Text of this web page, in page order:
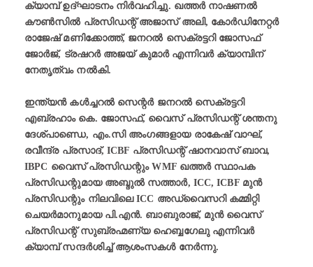
ക്യാമ്പ് ഉദ്ഘാടനം നിർവഹിച്ചു. ഖത്തർ നാഷണൽ
കൗൺസിൽ പ്രസിഡന്റ് അജാസ് അലി, കോർഡിനേറ്റർ
രാജേഷ് മണിക്കോത്ത്, ജനറൽ സെക്രട്ടറി ജോസഫ്
ജോർജ്, ട്രഷറർ അജയ് കുമാർ എന്നിവർ ക്യാമ്പിന്
നേതൃത്വം നൽകി.
ഇന്ത്യൻ കൾച്ചറൽ സെന്റർ ജനറൽ സെക്രട്ടറി
എബ്രഹാം കെ. ജോസഫ്, വൈസ് പ്രസിഡന്റ് ശന്തനു
ദേശ്പാണ്ഡെ, എം.സി അംഗങ്ങളായ രാകേഷ് വാഘ്,
രവീന്ദ്ര പ്രസാദ്, ICBF പ്രസിഡന്റ് ഷാനവാസ് ബാവ,
IBPC വൈസ് പ്രസിഡന്റും WMF ഖത്തർ സ്ഥാപക
പ്രസിഡന്റുമായ അബ്ദുൽ സത്താർ, ICC, ICBF മുൻ
പ്രസിഡന്റും നിലവിലെ ICC അഡ്വൈസറി കമ്മിറ്റി
ചെയർമാനുമായ പി.എൻ. ബാബുരാജ്, മുൻ വൈസ്
പ്രസിഡന്റ് സുബ്രഹ്മണ്യ ഹെബ്ബഗേലു എന്നിവർ
ക്യാമ്പ് സന്ദർശിച്ച് ആശംസകൾ നേർന്നു.